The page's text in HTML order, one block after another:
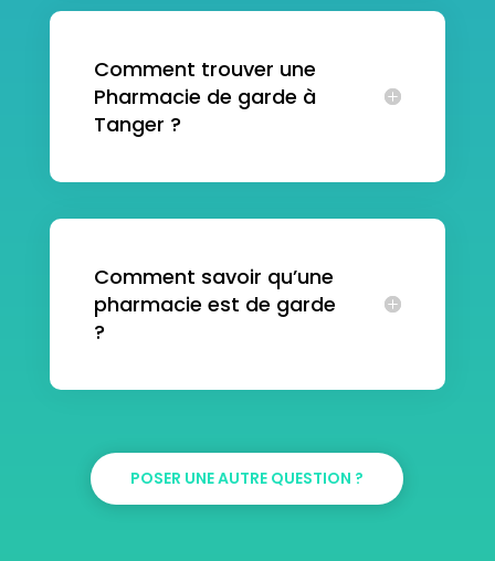
Comment trouver une
Pharmacie de garde à
Tanger ?
Comment savoir qu’une
pharmacie est de garde
?
POSER UNE AUTRE QUESTION ?